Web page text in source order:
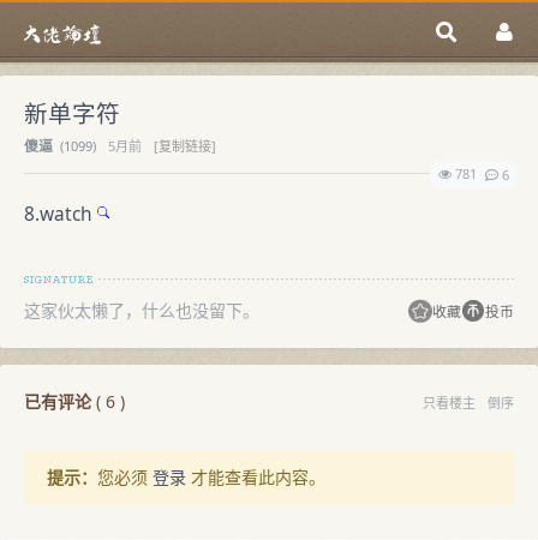
新单字符
傻逼 (1099) 5月前
[复制链接]
781
6
8.watch
这家伙太懒了，什么也没留下。 收藏 投币
已有评论( 6 ) 只看楼主 倒序
提示： 您必须 登录 才能查看此内容。